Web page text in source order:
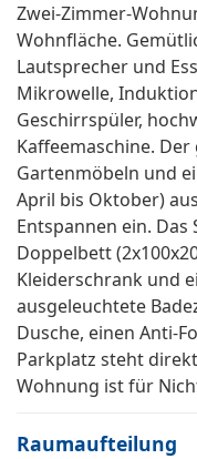
Zwei-Zimmer-
Wohnfläche.
Lautsprecher und
Mikrowelle,
Geschirrspüler,
Kaffeemaschine.
Gartenmöbeln und
April bis Oktober)
Entspannen ein.
Doppelbett
Kleiderschrank und
ausgeleuchtete
Dusche, einen Anti-
Parkplatz steht
Wohnung ist für
Raumaufteilung